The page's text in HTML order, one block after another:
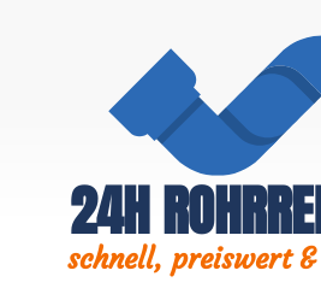
24H
schnell, preiswert